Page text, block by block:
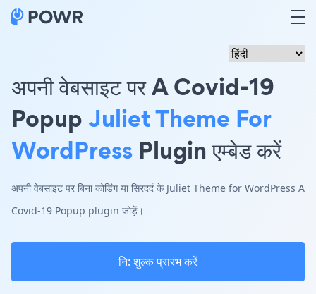
अपनी वेबसाइट पर A Covid-19
Popup Juliet Theme For
WordPress Plugin एम्बेड करें
अपनी वेबसाइट पर बिना कोडिंग या सिरदर्द के Juliet Theme for WordPress A
Covid-19 Popup plugin जोड़ें।
नि: शुल्क प्रारंभ करें